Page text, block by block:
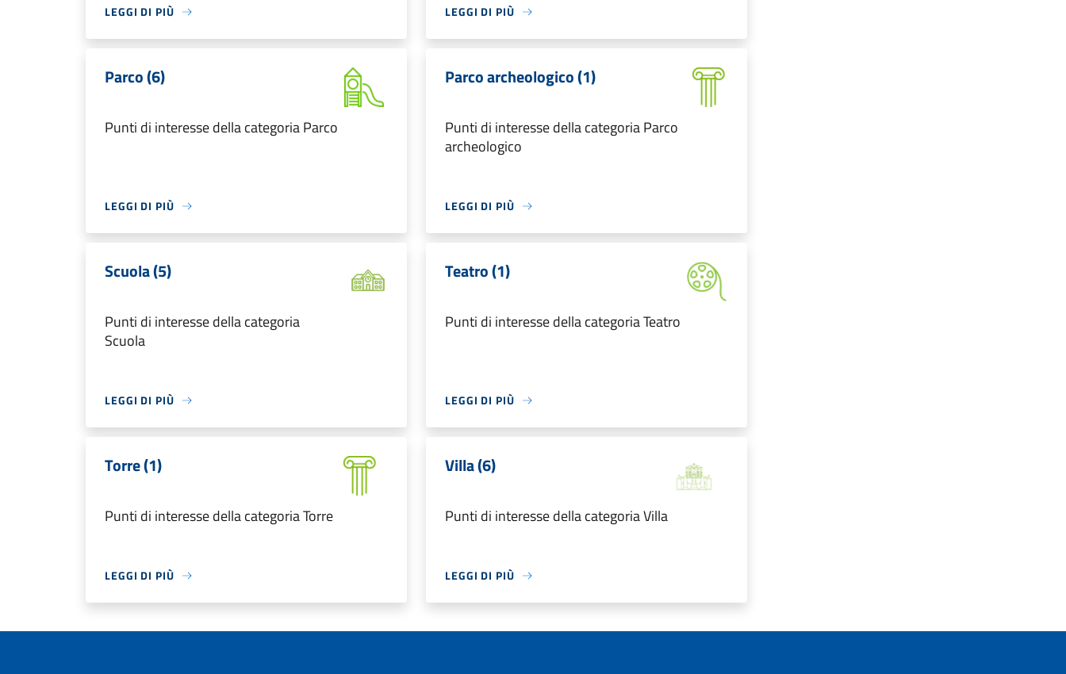
LEGGI DI PIÙ LEGGI DI PIÙ
Parco (6)
Punti di interesse della categoria Parco
LEGGI DI PIÙ
Parco archeologico (1)
Punti di interesse della categoria Parco
archeologico
LEGGI DI PIÙ
Scuola (5)
Punti di interesse della categoria
Scuola
LEGGI DI PIÙ
Teatro (1)
Punti di interesse della categoria Teatro
LEGGI DI PIÙ
Torre (1)
Punti di interesse della categoria Torre
LEGGI DI PIÙ
Villa (6)
Punti di interesse della categoria Villa
LEGGI DI PIÙ